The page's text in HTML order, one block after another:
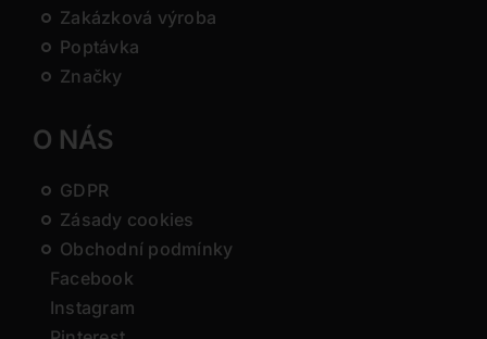
Zakázková výroba
Poptávka
Značky
O NÁS
GDPR
Zásady cookies
Obchodní podmínky
Facebook
Instagram